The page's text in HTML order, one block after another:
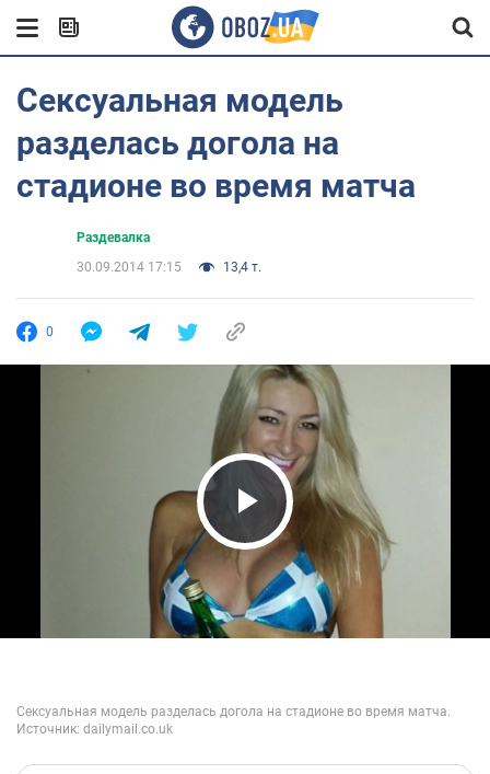
Сексуальная модель
разделась догола на
стадионе во время матча
Раздевалка
30.09.2014 17:15
13,4 т.
0
Play Video